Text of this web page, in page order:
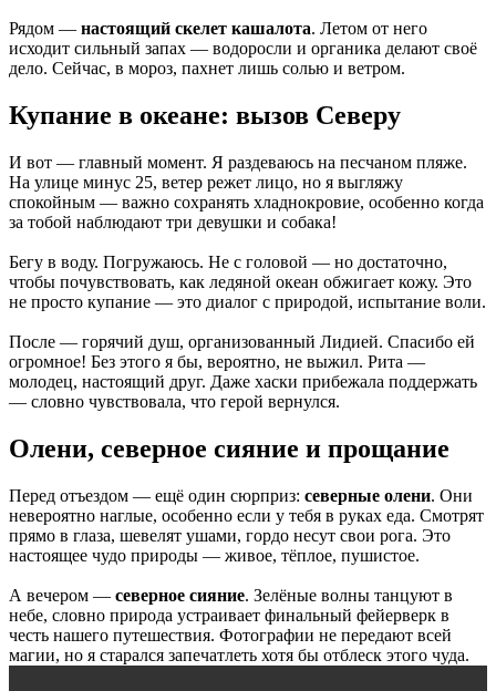
Рядом — настоящий скелет кашалота. Летом от него
исходит сильный запах — водоросли и органика делают своё
дело. Сейчас, в мороз, пахнет лишь солью и ветром.
Купание в океане: вызов Северу
И вот — главный момент. Я раздеваюсь на песчаном пляже.
На улице минус 25, ветер режет лицо, но я выгляжу
спокойным — важно сохранять хладнокровие, особенно когда
за тобой наблюдают три девушки и собака!
Бегу в воду. Погружаюсь. Не с головой — но достаточно,
чтобы почувствовать, как ледяной океан обжигает кожу. Это
не просто купание — это диалог с природой, испытание воли.
После — горячий душ, организованный Лидией. Спасибо ей
огромное! Без этого я бы, вероятно, не выжил. Рита —
молодец, настоящий друг. Даже хаски прибежала поддержать
— словно чувствовала, что герой вернулся.
Олени, северное сияние и прощание
Перед отъездом — ещё один сюрприз: северные олени. Они
невероятно наглые, особенно если у тебя в руках еда. Смотрят
прямо в глаза, шевелят ушами, гордо несут свои рога. Это
настоящее чудо природы — живое, тёплое, пушистое.
А вечером — северное сияние. Зелёные волны танцуют в
небе, словно природа устраивает финальный фейерверк в
честь нашего путешествия. Фотографии не передают всей
магии, но я старался запечатлеть хотя бы отблеск этого чуда.